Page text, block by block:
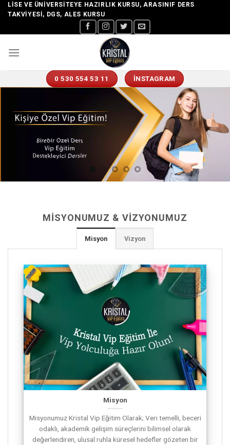
SkipLISE VE ÜNIVERSITEYE HAZIRLIK KURSU, ARASINIF DERS
TAKVIYESI, DGS, ALES KURSU
0 530 554 53 11 İNSTAGRAM
MISYONUMUZ & VIZYONUMUZ
Misyon Vizyon
Misyon
Misyonumuz Kristal Vip Eğitim Olarak; Veri temelli, beceri
odaklı, akademik gelişim süreçlerini bilimsel olarak
değerlendiren, ulusal ruhla küresel hedefler gözeten bir